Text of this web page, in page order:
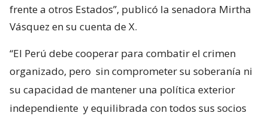
frente a otros Estados”, publicó la senadora Mirtha
Vásquez en su cuenta de X.
“El Perú debe cooperar para combatir el crimen
organizado, pero sin comprometer su soberanía ni
su capacidad de mantener una política exterior
independiente y equilibrada con todos sus socios